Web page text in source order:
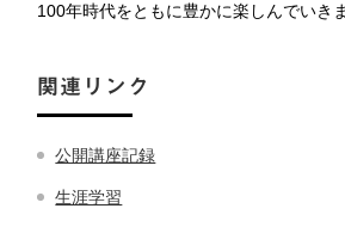
100年時代をともに豊かに楽しんでいき
関連リンク
公開講座記録
生涯学習